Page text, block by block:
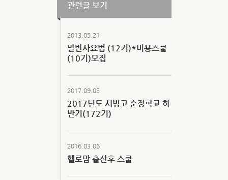
관련글 보기
2013.05.21
발반사요법 (12기)*미용스쿨
(10기)모집
2017.09.05
2017년도 서빙고 순장학교 하
반기(172기)
2016.03.06
헬로맘 출산후 스쿨